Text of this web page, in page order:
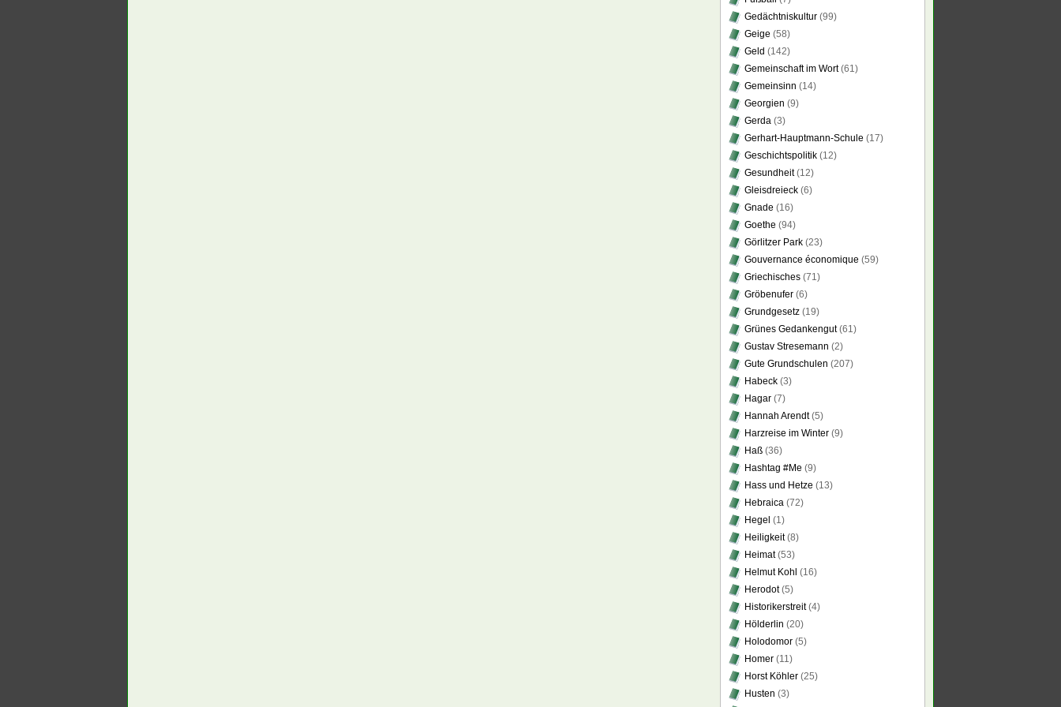
Gedächtniskultur (99)
Geige (58)
Geld (142)
Gemeinschaft im Wort(61)
Gemeinsinn (14)
Georgien (9)
Gerda (3)
Gerhart-Hauptmann-Schule (17)
Geschichtspolitik (12)
Gesundheit(12)
Gleisdreieck (6)
Gnade (16)
Goethe (94)
Görlitzer Park (23)
Gouvernance économique (59)
Griechisches (71)
Gröbenufer (6)
Grundgesetz (19)
Grünes Gedankengut(61)
Gustav Stresemann (2)
Gute Grundschulen (207)
Habeck (3)
Hagar (7)
Hannah Arendt(5)
Harzreise im Winter (9)
Haß (36)
Hashtag #Me (9)
Hass und Hetze (13)
Hebraica (72)
Hegel (1)
Heiligkeit(8)
Heimat(53)
Helmut Kohl (16)
Herodot(5)
Historikerstreit(4)
Hölderlin (20)
Holodomor (5)
Homer (11)
Horst Köhler (25)
Husten (3)